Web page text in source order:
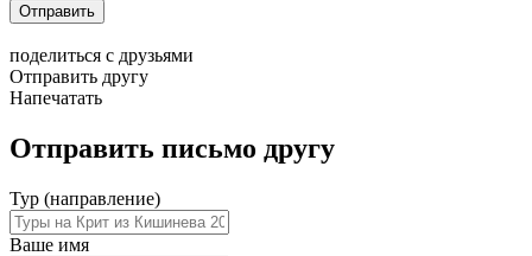
Отправить
поделиться с друзьями
Отправить другу
Напечатать
Отправить письмо другу
Тур (направление)
Ваше имя